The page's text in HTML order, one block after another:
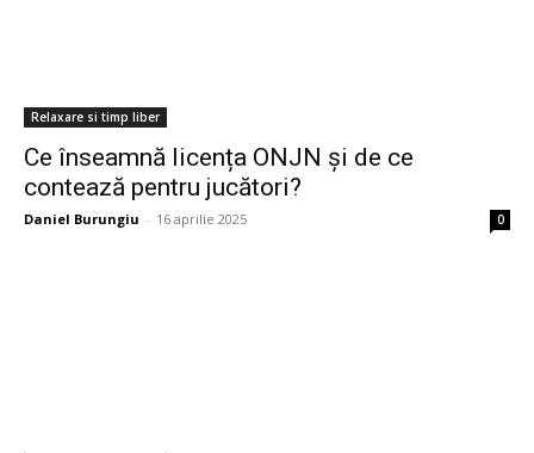
Relaxare si timp liber
Ce înseamnă licența ONJN și de ce
contează pentru jucători?
Daniel Burungiu - 16 aprilie 2025 0